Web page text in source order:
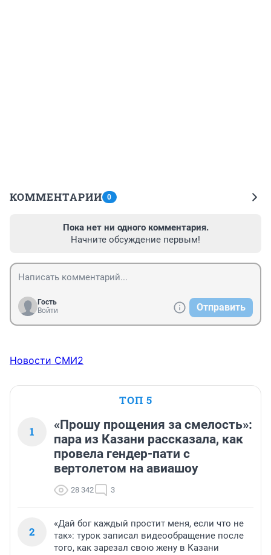
КОММЕНТАРИИ 0
Пока нет ни одного комментария.
Начните обсуждение первым!
Гость
Войти
Отправить
Новости СМИ2
ТОП 5
1
«Прошу прощения за смелость»:
пара из Казани рассказала, как
провела гендер-пати с
вертолетом на авиашоу
28 342 3
2
«Дай бог каждый простит меня, если что не
так»: турок записал видеообращение после
того, как зарезал свою жену в Казани